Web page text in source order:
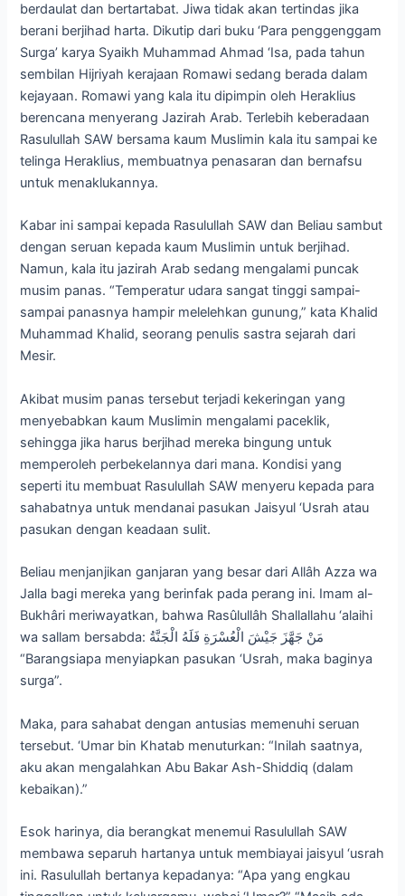
berdaulat dan bertartabat. Jiwa tidak akan tertindas jika
berani berjihad harta. Dikutip dari buku ‘Para penggenggam
Surga’ karya Syaikh Muhammad Ahmad ‘Isa, pada tahun
sembilan Hijriyah kerajaan Romawi sedang berada dalam
kejayaan. Romawi yang kala itu dipimpin oleh Heraklius
berencana menyerang Jazirah Arab. Terlebih keberadaan
Rasulullah SAW bersama kaum Muslimin kala itu sampai ke
telinga Heraklius, membuatnya penasaran dan bernafsu
untuk menaklukannya.
Kabar ini sampai kepada Rasulullah SAW dan Beliau sambut
dengan seruan kepada kaum Muslimin untuk berjihad.
Namun, kala itu jazirah Arab sedang mengalami puncak
musim panas. “Temperatur udara sangat tinggi sampai-
sampai panasnya hampir melelehkan gunung,” kata Khalid
Muhammad Khalid, seorang penulis sastra sejarah dari
Mesir.
Akibat musim panas tersebut terjadi kekeringan yang
menyebabkan kaum Muslimin mengalami paceklik,
sehingga jika harus berjihad mereka bingung untuk
memperoleh perbekelannya dari mana. Kondisi yang
seperti itu membuat Rasulullah SAW menyeru kepada para
sahabatnya untuk mendanai pasukan Jaisyul ‘Usrah atau
pasukan dengan keadaan sulit.
Beliau menjanjikan ganjaran yang besar dari Allâh Azza wa
Jalla bagi mereka yang berinfak pada perang ini. Imam al-
Bukhâri meriwayatkan, bahwa Rasûlullâh Shallallahu ‘alaihi
wa sallam bersabda: مَنْ جَهَّزَ جَيْشَ الْعُسْرَةِ فَلَهُ الْجَنَّةُ
“Barangsiapa menyiapkan pasukan ‘Usrah, maka baginya
surga”.
Maka, para sahabat dengan antusias memenuhi seruan
tersebut. ‘Umar bin Khatab menuturkan: “Inilah saatnya,
aku akan mengalahkan Abu Bakar Ash-Shiddiq (dalam
kebaikan).”
Esok harinya, dia berangkat menemui Rasulullah SAW
membawa separuh hartanya untuk membiayai jaisyul ‘usrah
ini. Rasulullah bertanya kepadanya: “Apa yang engkau